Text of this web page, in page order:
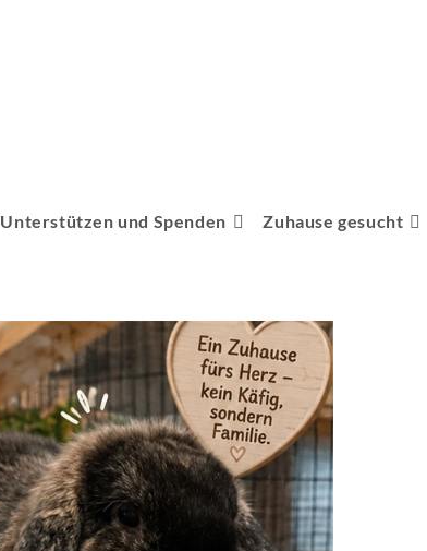
Unterstützen und Spenden Zuhause gesucht